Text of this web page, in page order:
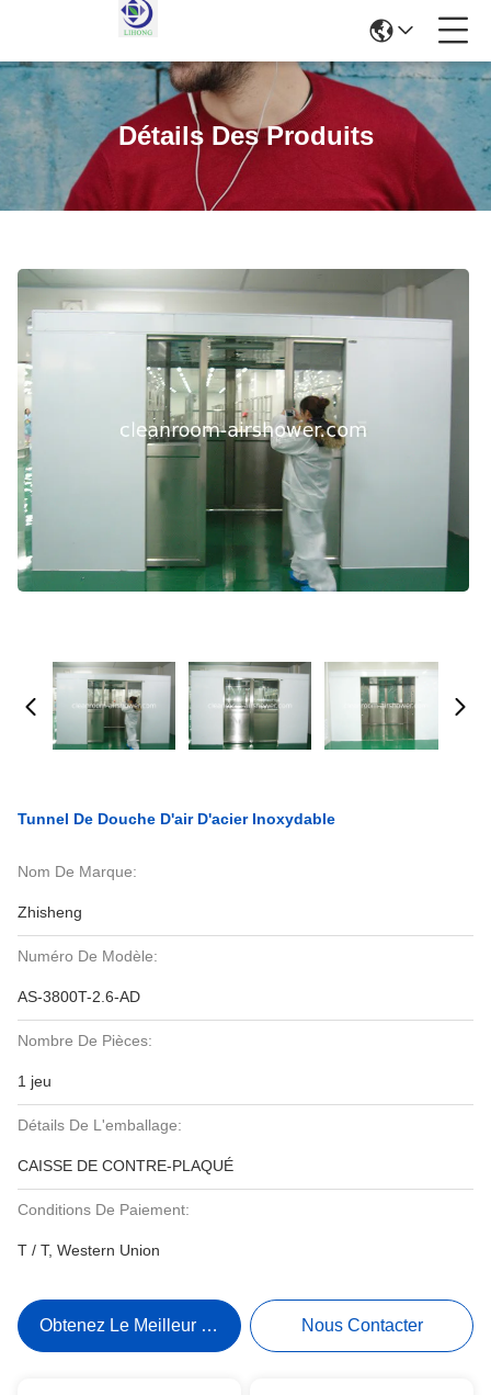
Détails Des Produits
Tunnel De Douche D'air D'acier Inoxydable
Nom De Marque:
Zhisheng
Numéro De Modèle:
AS-3800T-2.6-AD
Nombre De Pièces:
1 jeu
Détails De L'emballage:
CAISSE DE CONTRE-PLAQUÉ
Conditions De Paiement:
T / T, Western Union
Obtenez Le Meilleur Prix Nous Contacter